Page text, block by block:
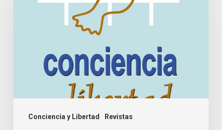
Conciencia y Libertad Revistas